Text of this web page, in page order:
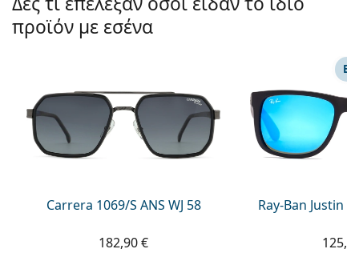
Όλες οι μάρκες
Persol
Όλες οι μάρκες
Όλα τα υγρά φακών
προϊόν με εσένα
Carrera 1069/S ANS WJ 58
182,90 €
Ray-Ban Justin